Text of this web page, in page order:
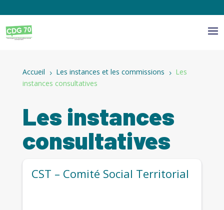
Accueil 5 Les instances et les commissions 5
Les
instances consultatives
Les instances
consultatives
CST – Comité Social Territorial